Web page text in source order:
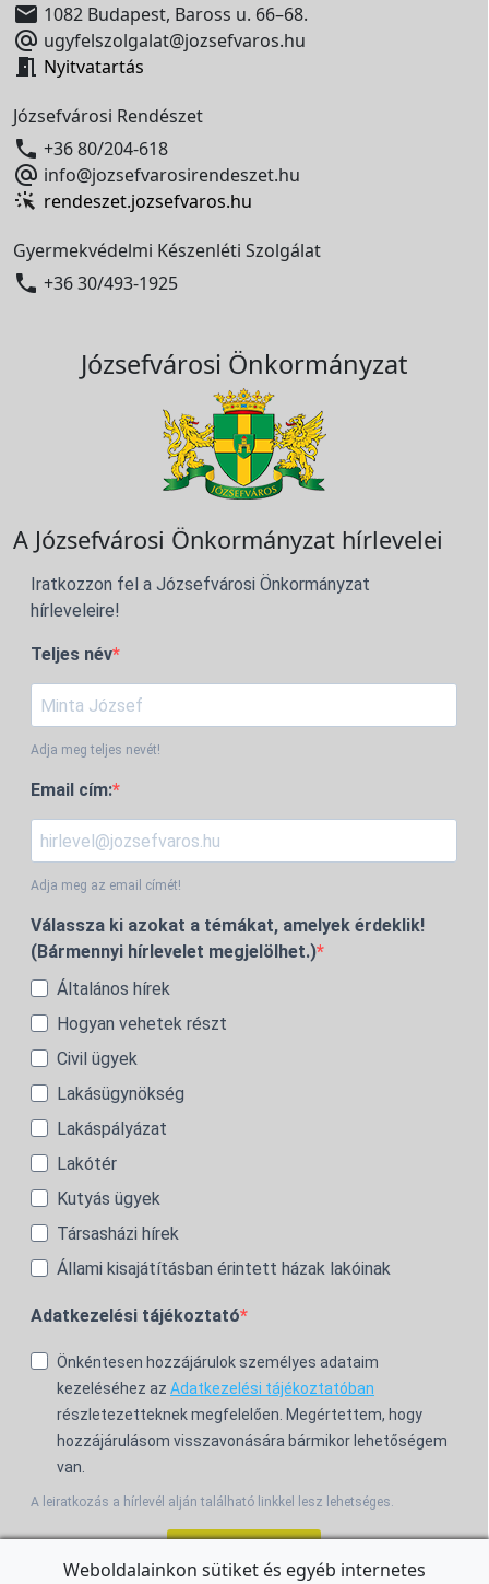
 1082 Budapest, Baross u. 66–68.
 ugyfelszolgalat@jozsefvaros.hu
 Nyitvatartás
Józsefvárosi Rendészet
 +36 80/204-618
 info@jozsefvarosirendeszet.hu
rendeszet.jozsefvaros.hu
Gyermekvédelmi Készenléti Szolgálat
 +36 30/493-1925
Józsefvárosi Önkormányzat
A Józsefvárosi Önkormányzat hírlevelei
Iratkozzon fel a Józsefvárosi Önkormányzat
hírleveleire!
Teljes név
Adja meg teljes nevét!
Email cím:
Adja meg az email címét!
Válassza ki azokat a témákat, amelyek érdeklik!
(Bármennyi hírlevelet megjelölhet.)
Általános hírek
Hogyan vehetek részt
Civil ügyek
Lakásügynökség
Lakáspályázat
Lakótér
Kutyás ügyek
Társasházi hírek
Állami kisajátításban érintett házak lakóinak
Adatkezelési tájékoztató
Önkéntesen hozzájárulok személyes adataim
kezeléséhez az Adatkezelési tájékoztatóban
részletezetteknek megfelelően. Megértettem, hogy
hozzájárulásom visszavonására bármikor lehetőségem
van.
A leiratkozás a hírlevél alján található linkkel lesz lehetséges.
Weboldalainkon sütiket és egyéb internetes